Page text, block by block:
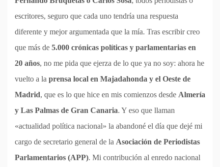
escritores, seguro que cada uno tendría una respuesta
diferente y mejor argumentada que la mía. Tras escribir creo
que más de 5.000 crónicas políticas y parlamentarias en
20 años, no me pida que ejerza de lo que ya no soy: ahora he
vuelto a la prensa local en Majadahonda y el Oeste de
Madrid, que es lo que hice en mis comienzos desde Almería
y Las Palmas de Gran Canaria. Y eso que llaman
«actualidad política nacional» la abandoné el día que dejé mi
cargo de secretario general de la Asociación de Periodistas
Parlamentarios (APP). Mi contribución al enredo nacional